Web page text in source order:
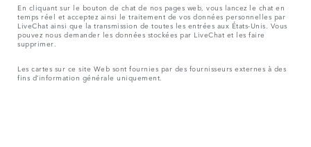
En cliquant sur le bouton de chat de nos pages web, vous lancez le chat en
temps réel et acceptez ainsi le traitement de vos données personnelles par
LiveChat ainsi que la transmission de toutes les entrées aux États-Unis. Vous
pouvez nous demander les données stockées par LiveChat et les faire
supprimer.
Les cartes sur ce site Web sont fournies par des fournisseurs externes à des
fins d’information générale uniquement.